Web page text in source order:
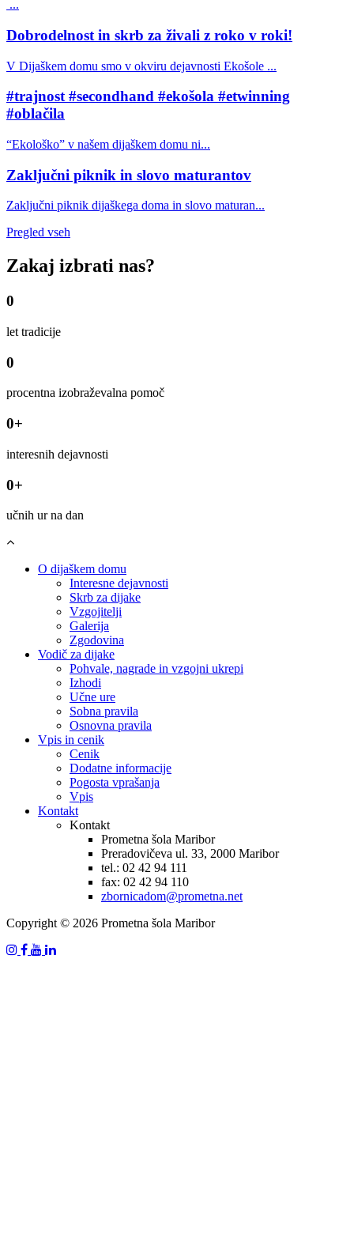
...
Dobrodelnost in skrb za živali z roko v roki!
V Dijaškem domu smo v okviru dejavnosti Ekošole ...
#trajnost #secondhand #ekošola #etwinning
#oblačila
“Ekološko” v našem dijaškem domu ni...
Zaključni piknik in slovo maturantov
Zaključni piknik dijaškega doma in slovo maturan...
Pregled vseh
Zakaj izbrati nas?
0
let tradicije
0
procentna izobraževalna pomoč
0+
interesnih dejavnosti
0+
učnih ur na dan
O dijaškem domu
Interesne dejavnosti
Skrb za dijake
Vzgojitelji
Galerija
Zgodovina
Vodič za dijake
Pohvale, nagrade in vzgojni ukrepi
Izhodi
Učne ure
Sobna pravila
Osnovna pravila
Vpis in cenik
Cenik
Dodatne informacije
Pogosta vprašanja
Vpis
Kontakt
Kontakt
Prometna šola Maribor
Preradovičeva ul. 33, 2000 Maribor
tel.: 02 42 94 111
fax: 02 42 94 110
zbornicadom@prometna.net
Copyright © 2026 Prometna šola Maribor